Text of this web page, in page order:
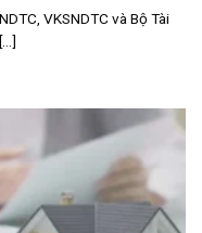
VKSNDTC và Bộ Tài